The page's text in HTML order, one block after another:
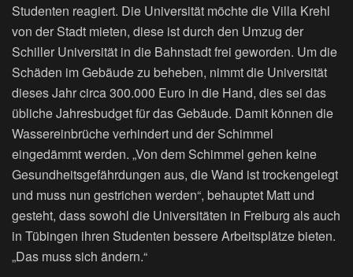
Studenten reagiert. Die Universität möchte die Villa Krehl
von der Stadt mieten, diese ist durch den Umzug der
Schiller Universität in die Bahnstadt frei geworden. Um die
Schäden im Gebäude zu beheben, nimmt die Universität
dieses Jahr circa 300.000 Euro in die Hand, dies sei das
übliche Jahresbudget für das Gebäude. Damit können die
Wassereinbrüche verhindert und der Schimmel
eingedämmt werden. „Von dem Schimmel gehen keine
Gesundheitsgefährdungen aus, die Wand ist trockengelegt
und muss nun gestrichen werden“, behauptet Matt und
gesteht, dass sowohl die Universitäten in Freiburg als auch
in Tübingen ihren Studenten bessere Arbeitsplätze bieten.
„Das muss sich ändern.“